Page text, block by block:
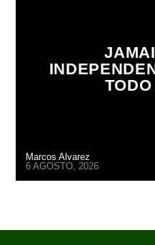
Marcos Alvarez
6 AGOSTO, 2026